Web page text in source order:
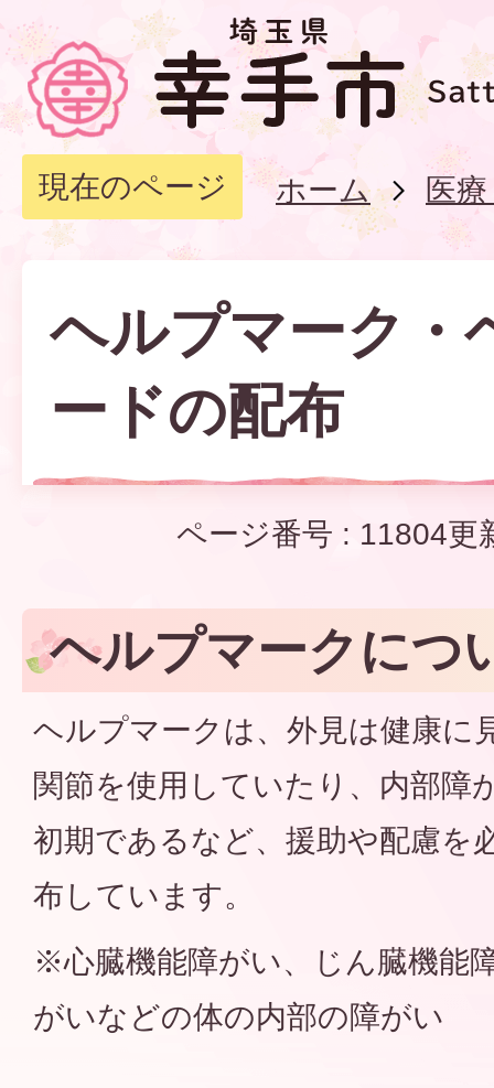
現在のページ ホーム 医
ヘルプマーク・
ードの配布
ページ番号 : 11804更
ヘルプマークにつ
ヘルプマークは、外見は健康に
関節を使用していたり、内部
初期であるなど、援助や配慮を
布しています。
※心臓機能障がい、じん臓機能
がいなどの体の内部の障がい